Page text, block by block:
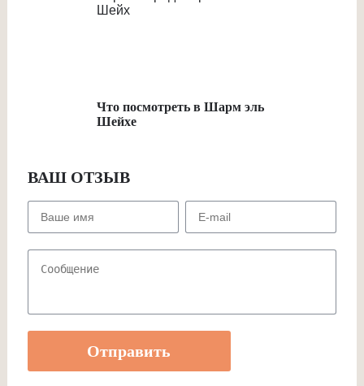
Что посмотреть в Шарм эль
Шейхе
ВАШ ОТЗЫВ